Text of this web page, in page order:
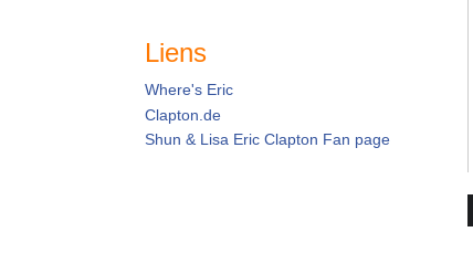
Liens
Where's Eric
Clapton.de
Shun & Lisa Eric Clapton Fan page